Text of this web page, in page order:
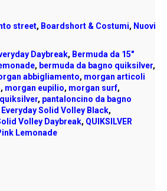
street, Boardshort & Costumi, Nuovi
Daybreak, Bermuda da 15"
, bermuda da bagno quiksilver,
abbigliamento, morgan articoli
, morgan eupilio, morgan surf,
, pantaloncino da bagno
Everyday Solid Volley Black,
Volley Daybreak, QUIKSILVER
Lemonade